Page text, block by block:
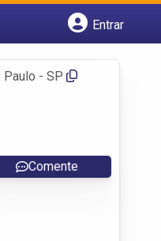
Entrar
Paulo - SP
Comente